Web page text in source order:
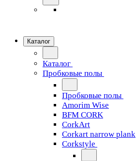
Каталог
Каталог
Пробковые полы
Пробковые полы
Amorim Wise
BFM CORK
CorkArt
Corkart narrow plank
Corkstyle